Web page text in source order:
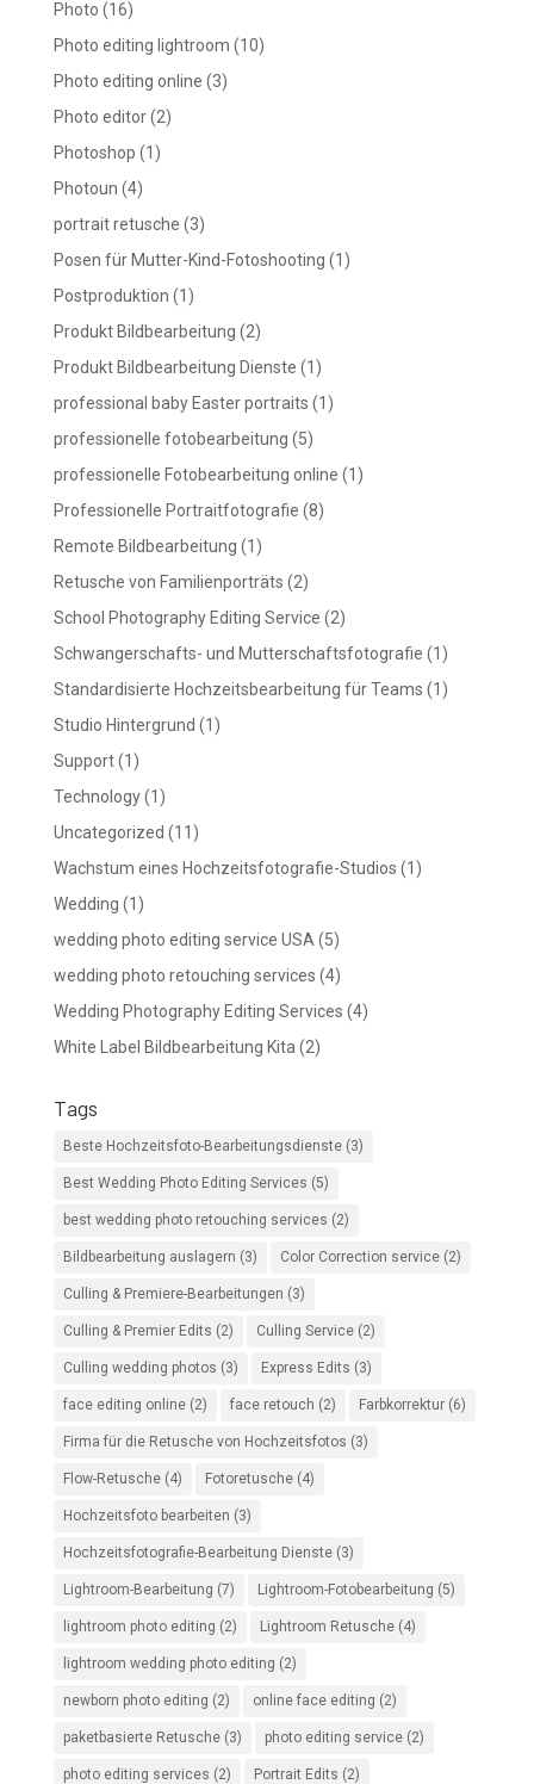
Photo (16)
Photo editing lightroom (10)
Photo editing online (3)
Photo editor(2)
Photoshop (1)
Photoun (4)
portrait retusche (3)
Posen für Mutter-Kind-Fotoshooting (1)
Postproduktion (1)
Produkt Bildbearbeitung (2)
Produkt Bildbearbeitung Dienste (1)
professional baby Easter portraits (1)
professionelle fotobearbeitung (5)
professionelle Fotobearbeitung online (1)
Professionelle Portraitfotografie (8)
Remote Bildbearbeitung (1)
Retusche von Familienporträts (2)
School Photography Editing Service (2)
Schwangerschafts- und Mutterschaftsfotografie (1)
Standardisierte Hochzeitsbearbeitung für Teams (1)
Studio Hintergrund (1)
Support(1)
Technology(1)
Uncategorized (11)
Wachstum eines Hochzeitsfotografie-Studios (1)
Wedding (1)
wedding photo editing service USA (5)
wedding photo retouching services (4)
Wedding Photography Editing Services (4)
White Label Bildbearbeitung Kita (2)
Tags
Beste Hochzeitsfoto-Bearbeitungsdienste(3)
Best Wedding Photo Editing Services (5)
best wedding photo retouching services (2)
Bildbearbeitung auslagern (3) Color Correction service(2)
Culling & Premiere-Bearbeitungen (3)
Culling & Premier Edits (2) Culling Service(2)
Culling wedding photos (3) Express Edits (3)
face editing online(2) face retouch (2) Farbkorrektur(6)
Firma für die Retusche von Hochzeitsfotos (3)
Flow-Retusche(4) Fotoretusche(4)
Hochzeitsfoto bearbeiten (3)
Hochzeitsfotografie-Bearbeitung Dienste(3)
Lightroom-Bearbeitung (7) Lightroom-Fotobearbeitung (5)
lightroom photo editing (2) Lightroom Retusche(4)
lightroom wedding photo editing (2)
newborn photo editing (2) online face editing (2)
paketbasierte Retusche(3) photo editing service(2)
photo editing services (2) Portrait Edits (2)